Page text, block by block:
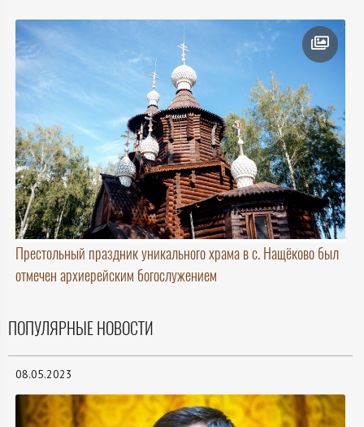
Престольный праздник уникального храма в с. Нащёково был
отмечен архиерейским богослужением
ПОПУЛЯРНЫЕ НОВОСТИ
08.05.2023